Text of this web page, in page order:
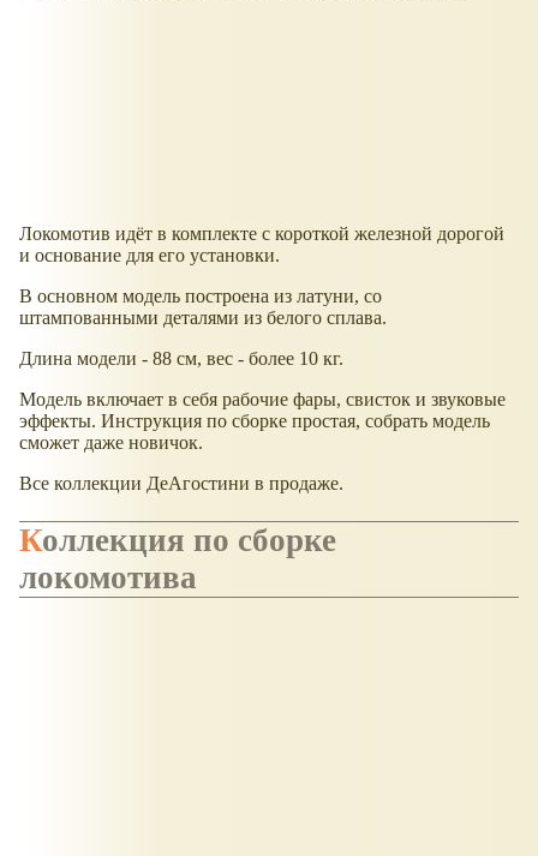
Локомотив идёт в комплекте с короткой железной дорогой
и основание для его установки.
В основном модель построена из латуни, со
штампованными деталями из белого сплава.
Длина модели - 88 см, вес - более 10 кг.
Модель включает в себя рабочие фары, свисток и звуковые
эффекты. Инструкция по сборке простая, собрать модель
сможет даже новичок.
Все коллекции ДеАгостини в продаже.
Коллекция по сборке
локомотива